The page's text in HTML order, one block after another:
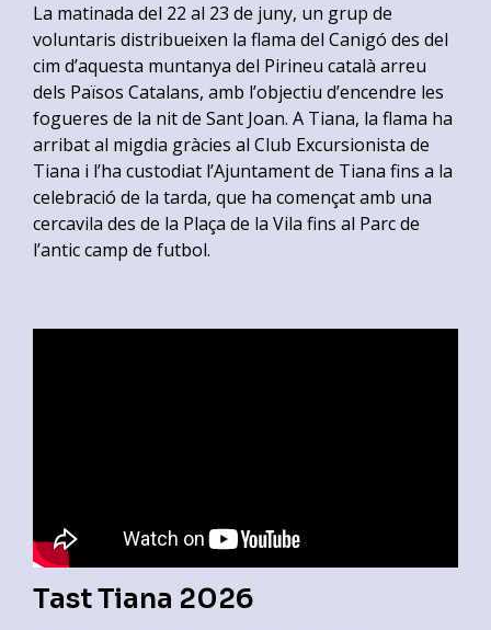
La matinada del 22 al 23 de juny, un grup de
voluntaris distribueixen la flama del Canigó des del
cim d’aquesta muntanya del Pirineu català arreu
dels Països Catalans, amb l’objectiu d’encendre les
fogueres de la nit de Sant Joan. A Tiana, la flama ha
arribat al migdia gràcies al Club Excursionista de
Tiana i l’ha custodiat l’Ajuntament de Tiana fins a la
celebració de la tarda, que ha començat amb una
cercavila des de la Plaça de la Vila fins al Parc de
l’antic camp de futbol.
Tast Tiana 2026